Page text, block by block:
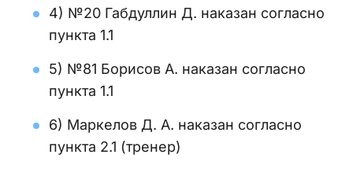
4) №20 Габдуллин Д. наказан согласно
пункта 1.1
5) №81 Борисов A. наказан согласно
пункта 1.1
6) Маркелов Д. А. наказан согласно
пункта 2.1 (тренер)